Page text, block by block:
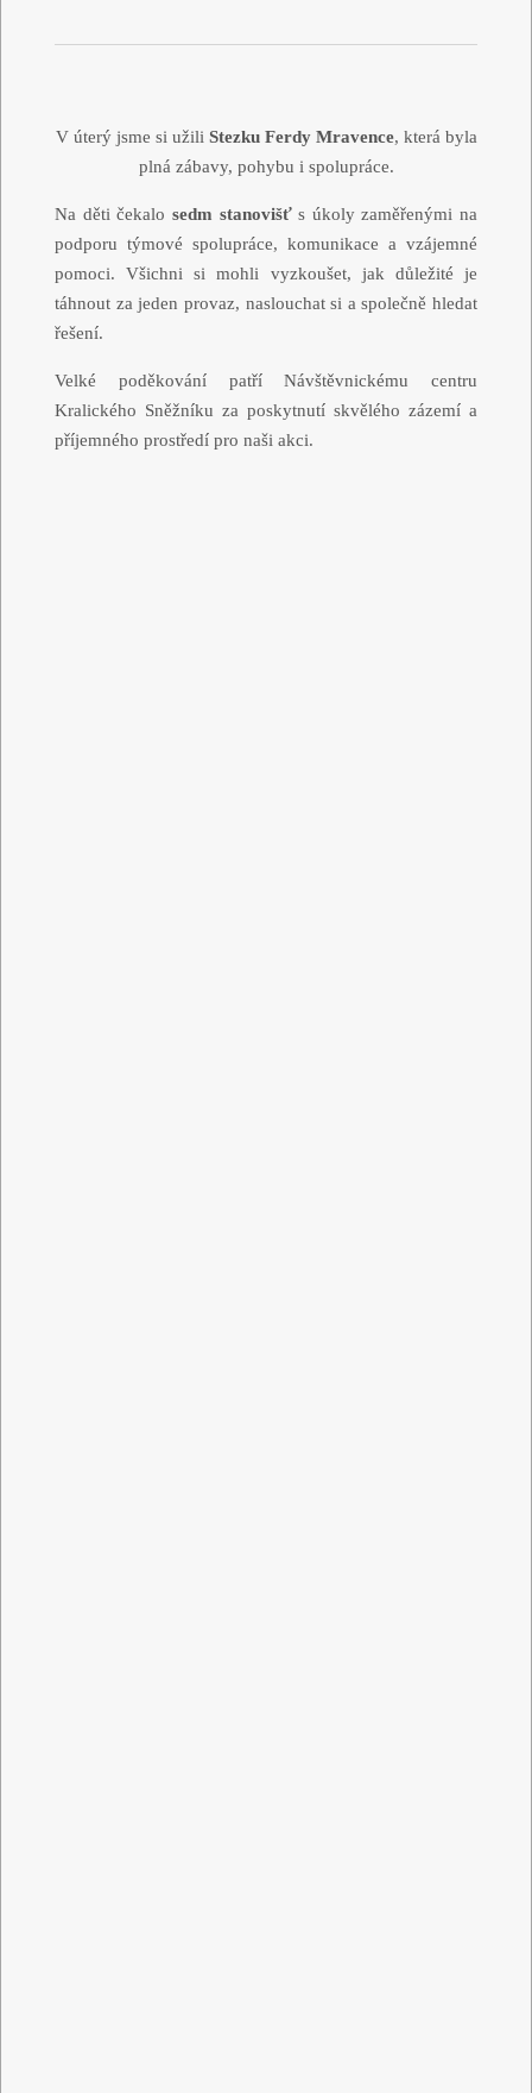
V úterý jsme si užili Stezku Ferdy Mravence, která byla
plná zábavy, pohybu i spolupráce.
Na děti čekalo sedm stanovišťs úkoly zaměřenými na
podporu týmové spolupráce, komunikace a vzájemné
pomoci. Všichni si mohli vyzkoušet, jak důležité je
táhnout za jeden provaz, naslouchat si a společně hledat
řešení.
Velké poděkování patří Návštěvnickému centru
Kralického Sněžníku za poskytnutí skvělého zázemí a
příjemného prostředí pro naši akci.